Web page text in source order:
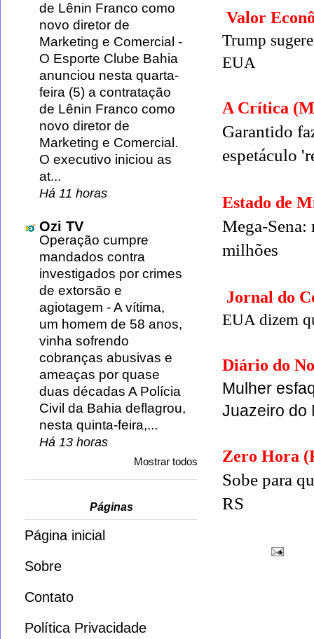
Valor
Trump
EUA
A Crítica
Garantido
espetáculo
Estado de
Mega-Sena:
milhões
Jornal do
EUA dizem
Diário do
Mulher
Juazeiro do
Zero Hora
Sobe para
RS
de Lênin Franco como
novo diretor de
Marketing e Comercial -
O Esporte Clube Bahia
anunciou nesta quarta-
feira (5) a contratação
de Lênin Franco como
novo diretor de
Marketing e Comercial.
O executivo iniciou as
at...
Há 11 horas
Ozi TV
Operação cumpre
mandados contra
investigados por crimes
de extorsão e
agiotagem -A vítima,
um homem de 58 anos,
vinha sofrendo
cobranças abusivas e
ameaças por quase
duas décadas A Polícia
Civil da Bahia deflagrou,
nesta quinta-feira,...
Há 13 horas
Mostrar todos
Páginas
Página inicial
Sobre
Contato
Política Privacidade